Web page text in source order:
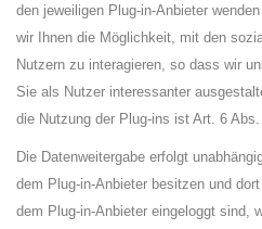
den jeweiligen Plug-in-Anbieter
wir Ihnen die Möglichkeit, mit den
Nutzern zu interagieren, so dass wir
Sie als Nutzer interessanter
die Nutzung der Plug-ins ist Art. 6
Die Datenweitergabe erfolgt
dem Plug-in-Anbieter besitzen und
dem Plug-in-Anbieter eingeloggt sind,